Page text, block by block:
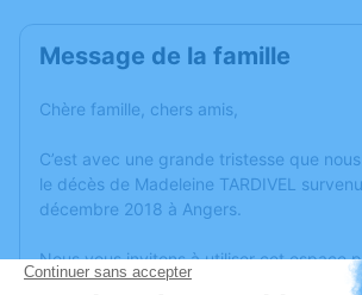
Message de la famille
Chère famille, chers amis,
C’est avec une grande tristesse que
le décès de Madeleine TARDIVEL
décembre 2018 à Angers.
Nous vous invitons à utiliser cet espace
condoléances, partager des photos